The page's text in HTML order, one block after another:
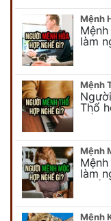
làm
Thổ
để
làm